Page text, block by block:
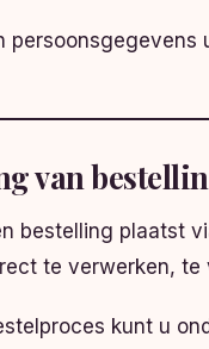
van
bestelling plaatst
te verwerken, te
kunt u